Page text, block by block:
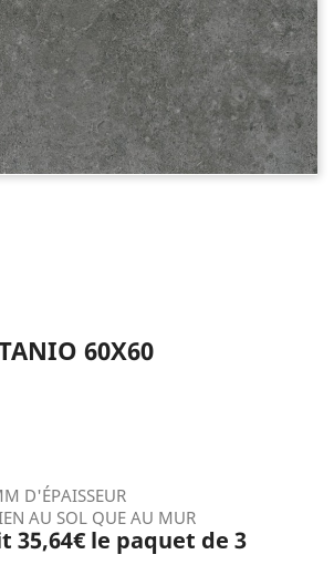
60X60
D'ÉPAISSEUR
AU SOL QUE AU MUR
35,64€ le paquet de 3